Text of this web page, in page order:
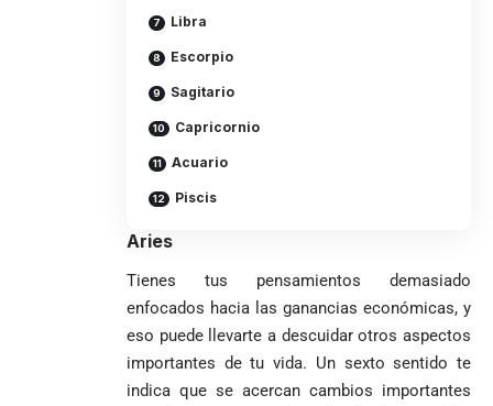
Libra
Escorpio
Sagitario
Capricornio
Acuario
Piscis
Aries
Tienes tus pensamientos demasiado
enfocados hacia las ganancias económicas, y
eso puede llevarte a descuidar otros aspectos
importantes de tu vida. Un sexto sentido te
indica que se acercan cambios importantes
Caninos de la
Antioquia VER MÁSPolíticaVER
MÁS
DeportesVER
MÁS